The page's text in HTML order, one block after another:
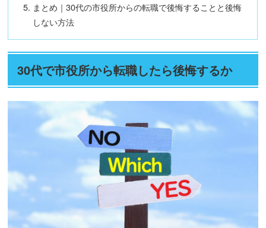
まとめ｜30代の市役所からの転職で後悔することと後悔
しない方法
30代で市役所から転職したら後悔するか